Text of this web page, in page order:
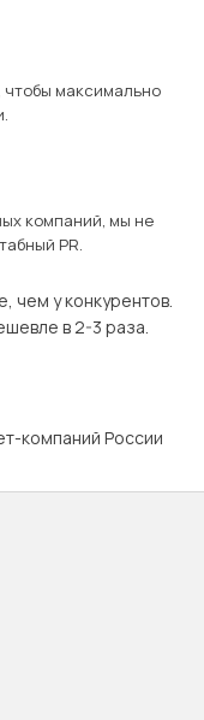
чтобы максимально
компаний, мы не
PR.
чем у конкурентов.
в 2-3 раза.
компаний России